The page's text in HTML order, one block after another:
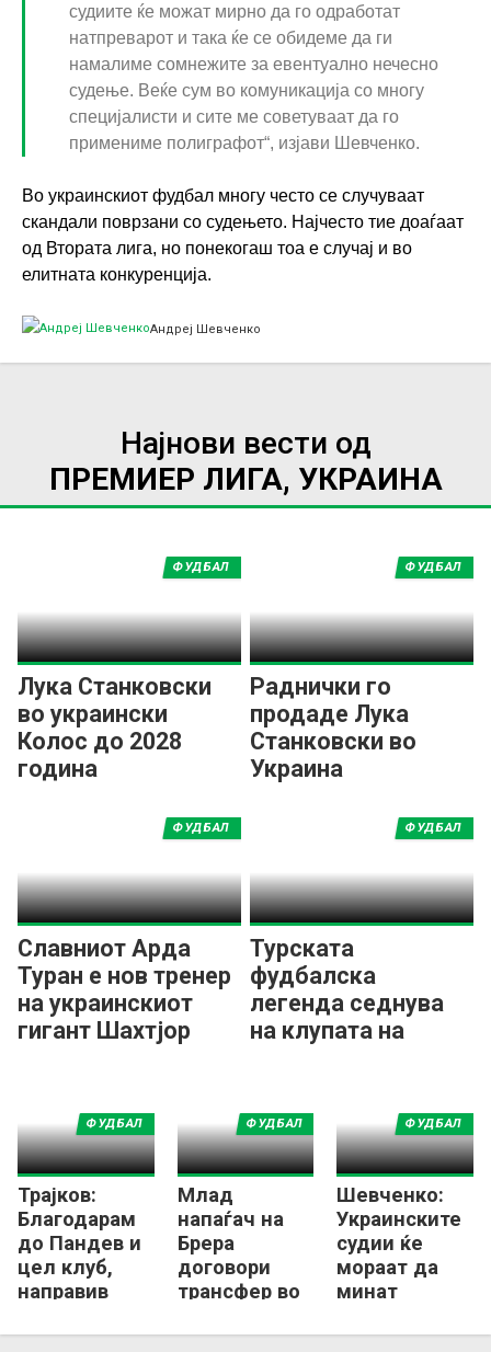
судиите ќе можат мирно да го одработат
натпреварот и така ќе се обидеме да ги
намалиме сомнежите за евентуално нечесно
судење. Веќе сум во комуникација со многу
специјалисти и сите ме советуваат да го
примениме полиграфот“, изјави Шевченко.
Во украинскиот фудбал многу често се случуваат
скандали поврзани со судењето. Најчесто тие доаѓаат
од Втората лига, но понекогаш тоа е случај и во
елитната конкуренција.
Андреј Шевченко
Најнови вести од
ПРЕМИЕР ЛИГА, УКРАИНА
Лука Станковски
во украински
Колос до 2028
година
ФУДБАЛ
Раднички го
продаде Лука
Станковски во
Украина
ФУДБАЛ
Славниот Арда
Туран е нов тренер
на украинскиот
гигант Шахтјор
ФУДБАЛ
Турската
фудбалска
легенда седнува
на клупата на
ФУДБАЛ
Трајков:
Благодарам
до Пандев и
цел клуб,
направив
ФУДБАЛ
Млад
напаѓач на
Брера
договори
трансфер во
клуб!
ФУДБАЛ
Шевченко:
Украинските
судии ќе
мораат да
минат
тест
ФУДБАЛ